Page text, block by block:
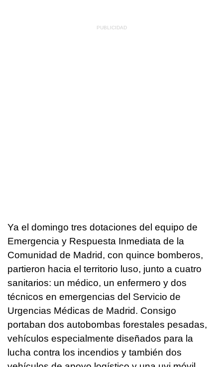
Ya el domingo tres dotaciones del equipo de
Emergencia y Respuesta Inmediata de la
Comunidad de Madrid, con quince bomberos,
partieron hacia el territorio luso, junto a cuatro
sanitarios: un médico, un enfermero y dos
técnicos en emergencias del Servicio de
Urgencias Médicas de Madrid. Consigo
portaban dos autobombas forestales pesadas,
vehículos especialmente diseñados para la
lucha contra los incendios y también dos